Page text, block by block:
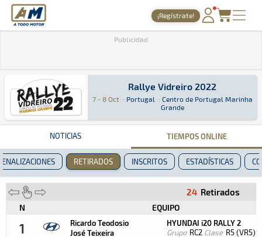
A Todo Motor · Revista del motor desde 1999
¡Regístrate!
NOTICIAS
GALERÍAS
TIENDA
ARCHIVO
Publicidad
Rallye Vidreiro 2022
Rallye Vidreiro 2022
7 - 8 Oct · Portugal · Centro de Portugal Marinha
Grande
Rally · Rallye Vidreiro 2022 · Centro de
Portugal Portugal
NOTICIAS TIEMPOS ONLINE
RETIRADOS INSCRITOS ESTADÍSTICAS
24 Retirados
N EQUIPO
1
Ricardo Teodosio
José Teixeira
HYUNDAI i20 RALLY 2
Grupo RC2 Clase R5 (VR5)